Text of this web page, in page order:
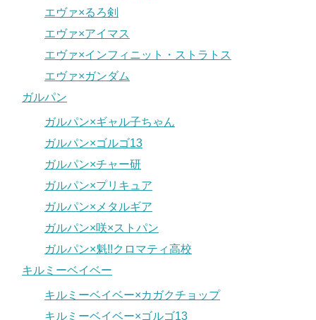
エヴァ×るろ剣
エヴァ×アイマス
エヴァ×インフィニット・ストラトス
エヴァ×ガンダム
ガルパン
ガルパン×ギャル子ちゃん
ガルパン×ゴルゴ13
ガルパン×チャー研
ガルパン×プリキュア
ガルパン×メタルギア
ガルパン×咲×ストパン
ガルパン×魁!!クロマティ高校
キルミーベイベー
キルミーベイベー×カガクチョップ
キルミーベイベー×ゴルゴ13